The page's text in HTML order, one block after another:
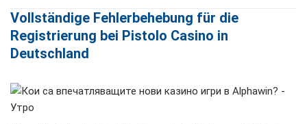
Vollständige Fehlerbehebung für die
Registrierung bei Pistolo Casino in
Deutschland